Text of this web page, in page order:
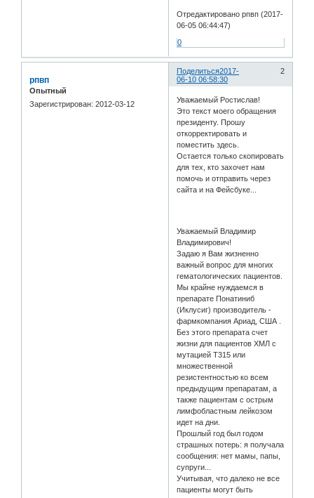
Отредактировано рпвп (2017-
06-05 06:44:47)
0
Поделиться 2
2017-
06-10 06:58:30
рпвп
Опытный
Зарегистрирован: 2012-03-12
Уважаемый Ростислав!
Это текст моего обращения
президенту. Прошу
откорректировать и
поместить здесь.
Остается только скопировать
для тех, кто захочет нам
помочь и отправить через
сайта и на Фейсбуке...
Уважаемый Владимир
Владимирович!
Задаю я Вам жизненно
важный вопрос для многих
гематологических пациентов.
Мы крайне нуждаемся в
препарате Понатиниб
(Иклусиг) производитель -
фармкомпания Ариад, США .
Без этого препарата счет
жизни для пациентов ХМЛ с
мутацией Т315 или
множественной
резистентностью ко всем
предыдущим препаратам, а
также пациентам с острым
лимфобластным лейкозом
идет на дни.
Прошлый год был годом
страшных потерь: я получала
сообщения: нет мамы, папы,
супруги...
Учитывая, что далеко не все
пациенты могут быть